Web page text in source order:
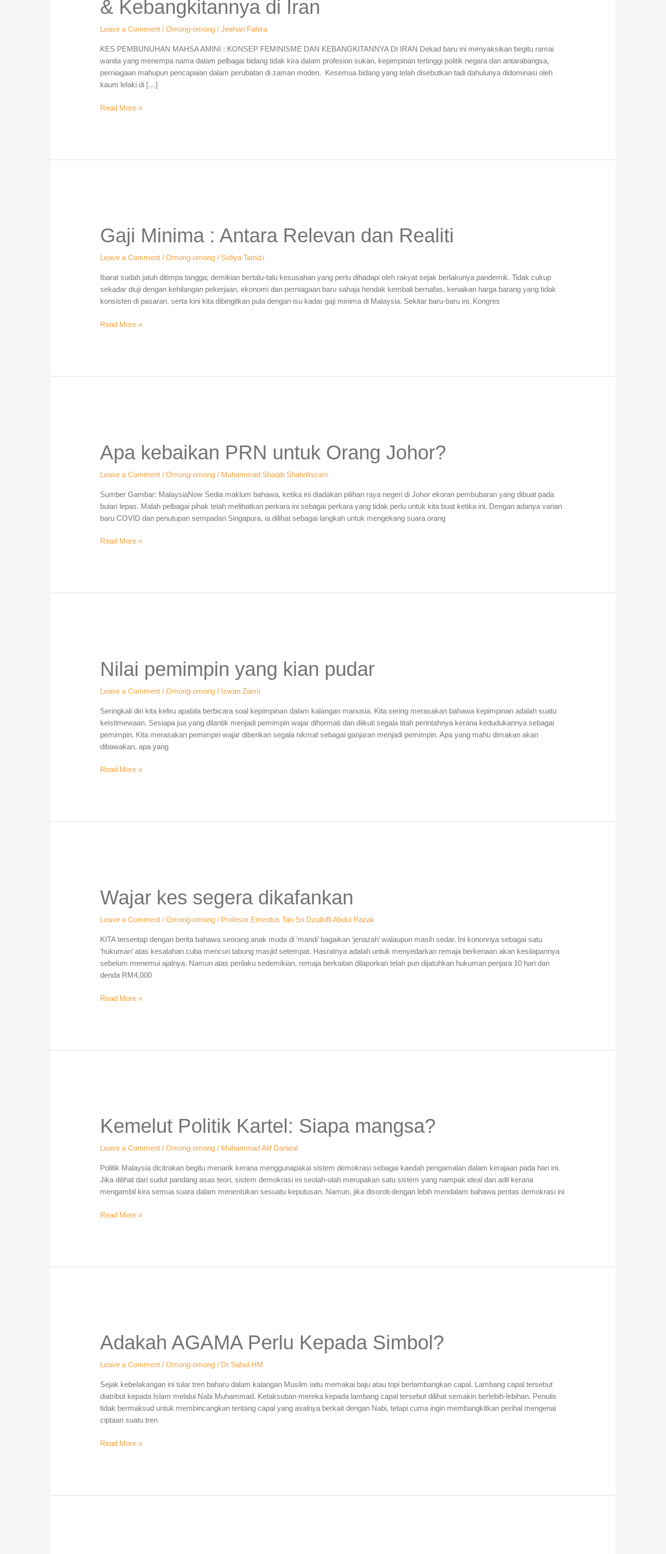
& Kebangkitannya di Iran
Leave a Comment /Omong-omong /Jeehan Fahira
KES PEMBUNUHAN MAHSA AMINI : KONSEP FEMINISME DAN KEBANGKITANNYA DI IRAN Dekad baru ini menyaksikan begitu ramai
wanita yang menempa nama dalam pelbagai bidang tidak kira dalam profesion sukan, kepimpinan tertinggi politik negara dan antarabangsa,
perniagaan mahupun pencapaian dalam perubatan di zaman moden. Kesemua bidang yang telah disebutkan tadi dahulunya didominasi oleh
kaum lelaki di […]
Konsep
&
Kebangkitannya
di
Iran
Read More »
Gaji Minima : Antara Relevan dan Realiti
Leave a Comment /Omong-omong / Sofiya Tamizi
Ibarat sudah jatuh ditimpa tangga; demikian bertalu-talu kesusahan yang perlu dihadapi oleh rakyat sejak berlakunya pandemik. Tidak cukup
sekadar diuji dengan kehilangan pekerjaan, ekonomi dan perniagaan baru sahaja hendak kembali bernafas, kenaikan harga barang yang tidak
konsisten di pasaran, serta kini kita dibingitkan pula dengan isu kadar gaji minima di Malaysia. Sekitar baru-baru ini, Kongres
Antara
Realiti
Read More »
Apa kebaikan PRN untuk Orang Johor?
Leave a Comment /Omong-omong / Muhammad Shaqib Shahrilnizam
Sumber Gambar: MalaysiaNow Sedia maklum bahawa, ketika ini diadakan pilihan raya negeri di Johor ekoran pembubaran yang dibuat pada
bulan lepas. Malah pelbagai pihak telah melihatkan perkara ini sebagai perkara yang tidak perlu untuk kita buat ketika ini. Dengan adanya varian
baru COVID dan penutupan sempadan Singapura, ia dilihat sebagai langkah untuk mengekang suara orang
PRN
untuk
Read More »
Nilai pemimpin yang kian pudar
Leave a Comment /Omong-omong / Izwan Zaimi
Seringkali diri kita keliru apabila berbicara soal kepimpinan dalam kalangan manusia. Kita sering merasakan bahawa kepimpinan adalah suatu
keistimewaan. Sesiapa jua yang dilantik menjadi pemimpin wajar dihormati dan diikuti segala titah perintahnya kerana kedudukannya sebagai
pemimpin. Kita merasakan pemimpin wajar diberikan segala nikmat sebagai ganjaran menjadi pemimpin. Apa yang mahu dimakan akan
dibawakan, apa yang
yang
kian
Read More »
Wajar kes segera dikafankan
Leave a Comment /Omong-omong / Profesor Emeritus Tan Sri Dzulkifli Abdul Razak
KITA tersentap dengan berita bahawa seorang anak muda di ‘mandi’ bagaikan ‘jenazah’ walaupun masih sedar. Ini kononnya sebagai satu
‘hukuman’ atas kesalahan cuba mencuri tabung masjid setempat. Hasratnya adalah untuk menyedarkan remaja berkenaan akan kesilapannya
sebelum menemui ajalnya. Namun atas perilaku sedemikian, remaja berkaitan dilaporkan telah pun dijatuhkan hukuman penjara 10 hari dan
denda RM4,000
segera
dikafankan
Read More »
Kemelut Politik Kartel: Siapa mangsa?
Leave a Comment /Omong-omong / Muhammad Alif Danieal
Politik Malaysia dicitrakan begitu menarik kerana menggunapakai sistem demokrasi sebagai kaedah pengamalan dalam kerajaan pada hari ini.
Jika dilihat dari sudut pandang asas teori, sistem demokrasi ini seolah-olah merupakan satu sistem yang nampak ideal dan adil kerana
mengambil kira semua suara dalam menentukan sesuatu keputusan. Namun, jika disoroti dengan lebih mendalam bahawa pentas demokrasi ini
Kartel:
Siapa
Read More »
Adakah AGAMA Perlu Kepada Simbol?
Leave a Comment /Omong-omong / Dr Sahul HM
Sejak kebelakangan ini tular tren baharu dalam kalangan Muslim iaitu memakai baju atau topi berlambangkan capal. Lambang capal tersebut
diatribut kepada Islam melalui Nabi Muhammad. Ketaksuban mereka kepada lambang capal tersebut dilihat semakin berlebih-lebihan. Penulis
tidak bermaksud untuk membincangkan tentang capal yang asalnya berkait dengan Nabi, tetapi cuma ingin membangkitkan perihal mengenai
ciptaan suatu tren
Perlu
Kepada
Read More »